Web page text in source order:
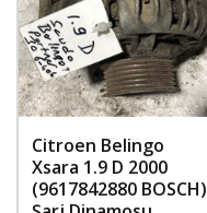
Citroen Belingo
Xsara 1.9 D 2000
(9617842880 BOSCH)